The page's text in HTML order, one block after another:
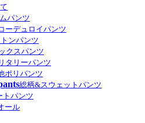
パンツ
ーデュロイパンツ
ンパンツ
クスパンツ
タリーパンツ
ポリパンツ
総柄&スウェットパンツ
トパンツ
ール